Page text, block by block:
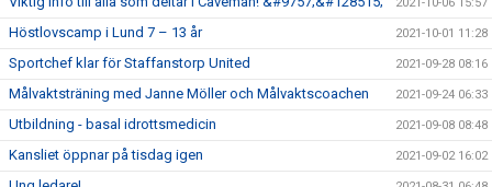
Höstlovscamp i Lund 7 – 13 år 2021-10-01 11:28
Sportchef klar för Staffanstorp United 2021-09-28 08:16
Målvaktsträning med Janne Möller och Målvaktscoachen 2021-09-24 06:33
Utbildning - basal idrottsmedicin 2021-09-08 08:48
Kansliet öppnar på tisdag igen 2021-09-02 16:02